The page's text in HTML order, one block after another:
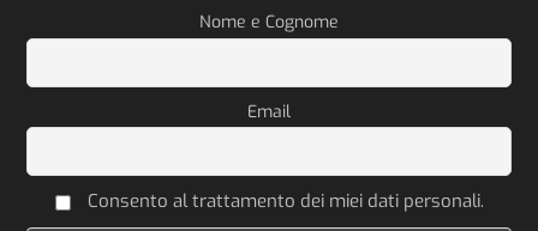
Nome e Cognome
Email
Consento al trattamento dei miei dati personali.